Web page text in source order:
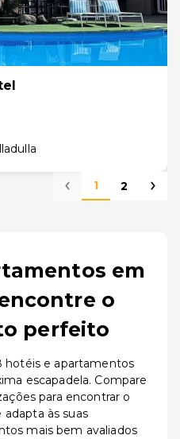
1 2
em
o
perfeito
hotéis e apartamentos
escapadela. Compare
para encontrar o
às suas
mais bem avaliados